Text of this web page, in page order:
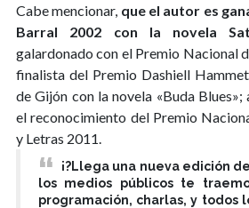
Cabe mencionar, que el autor es
Barral 2002 con la novela
galardonado con el Premio Nacional
finalista del Premio Dashiell
de Gijón con la novela «Buda Blues»;
el reconocimiento del Premio
y Letras 2011.
¡?Llega una nueva edición
los medios públicos te
programación, charlas, y todos